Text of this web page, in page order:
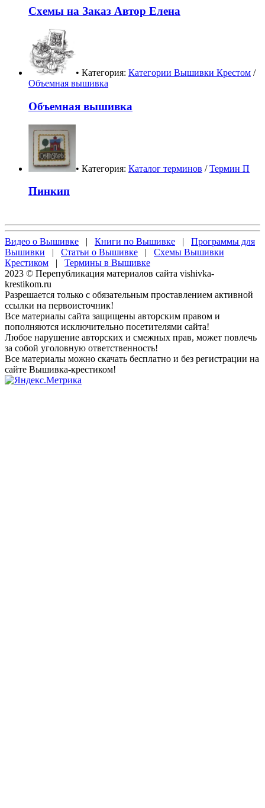
Схемы на Заказ Автор Елена
• Категория: Категории Вышивки Крестом /
Объемная вышивка
Объемная вышивка
• Категория: Каталог терминов /Термин П
Пинкип
Видео о Вышивке | Книги по Вышивке | Программы для
Вышивки | Статьи о Вышивке | Схемы Вышивки
Крестиком | Термины в Вышивке
2023 © Перепубликация материалов сайта vishivka-
krestikom.ru
Разрешается только с обязательным проставлением активной
ссылки на первоисточник!
Все материалы сайта защищены авторским правом и
пополняются исключительно посетителями сайта!
Любое нарушение авторских и смежных прав, может повлечь
за собой уголовную ответственность!
Все материалы можно скачать бесплатно и без регистрации на
сайте Вышивка-крестиком!